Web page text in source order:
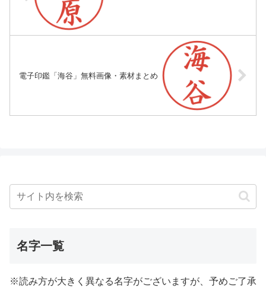
電子印鑑「海谷」無料画像・素材まとめ
名字一覧
※読み方が大きく異なる名字がございますが、予めご了承